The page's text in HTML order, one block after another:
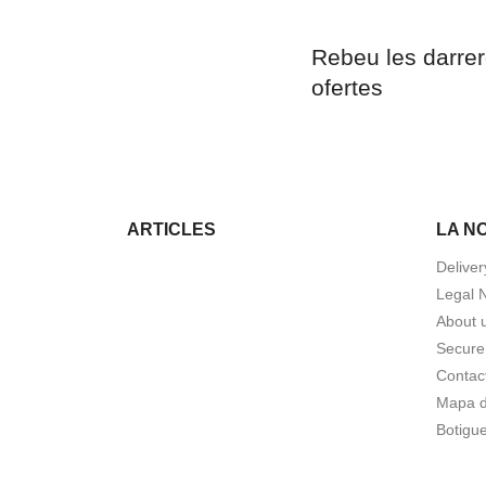
Rebeu les
ofertes
ARTICLES LA
Legal
About
Mapa